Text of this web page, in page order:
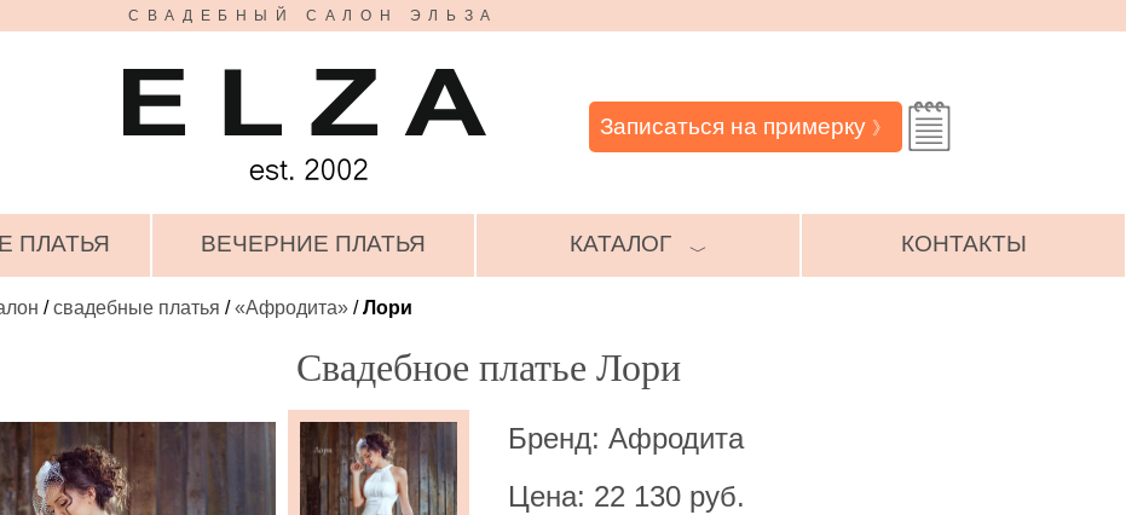
СВАДЕБНЫЙ САЛОН ЭЛЬЗА
Записаться на примерку 》
ПЛАТЬЯ ВЕЧЕРНИЕ ПЛАТЬЯ КАТАЛОГ ﹀ КОНТАКТЫ
/свадебные платья /«Афродита» /Лори
Свадебное платье Лори
Бренд: Афродита
Цена: 22 130 руб.